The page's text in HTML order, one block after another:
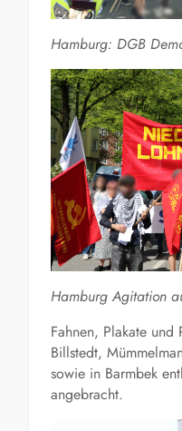
Hamburg: DGB
Hamburg Agitation
Fahnen, Plakate und
Billstedt,
sowie in Barmbek
angebracht.